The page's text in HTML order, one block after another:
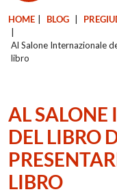
HOME BLOG
Al Salone Internazionale
libro
AL
DEL LIBRO
LIBRO